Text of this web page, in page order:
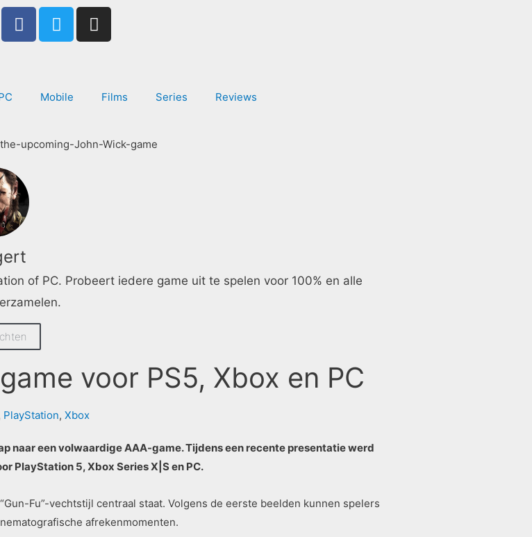
F
a
k
-
f
T
w
e
I
n
g
a
m
Mobile Films Series Reviews
of PC. Probeert iedere game uit te spelen voor 100% en alle
voor PS5, Xbox en PC
PlayStation, Xbox
naar een volwaardige AAA-game. Tijdens een recente presentatie werd
PlayStation 5, Xbox Series X|S en PC.
Fu”-vechtstijl centraal staat. Volgens de eerste beelden kunnen spelers
afrekenmomenten.